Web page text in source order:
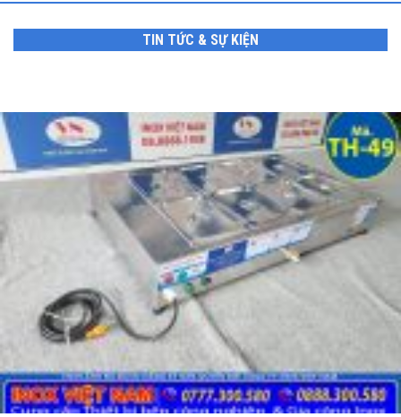
TIN TỨC & SỰ KIỆN